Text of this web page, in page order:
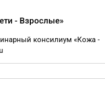
- Взрослые»
консилиум «Кожа -